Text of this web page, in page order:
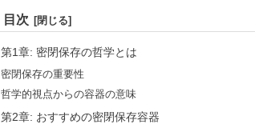
目次
第1章: 密閉保存の哲学とは
密閉保存の重要性
哲学的視点からの容器の意味
第2章: おすすめの密閉保存容器